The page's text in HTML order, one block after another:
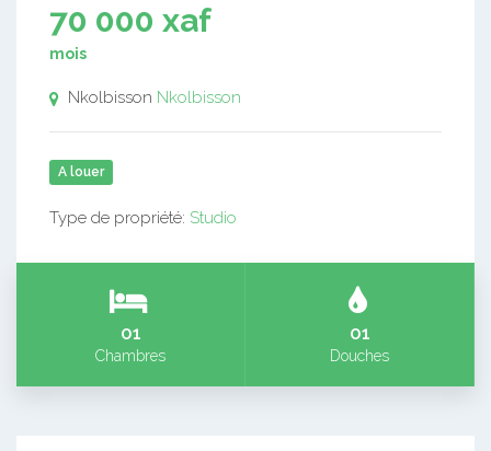
70 000 xaf
mois
Nkolbisson Nkolbisson
A louer
Type de propriété: Studio
01
Chambres
01
Douches